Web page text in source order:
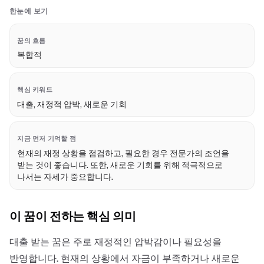
한눈에 보기
꿈의 흐름
복합적
핵심 키워드
대출, 재정적 압박, 새로운 기회
지금 먼저 기억할 점
현재의 재정 상황을 점검하고, 필요한 경우 전문가의 조언을
받는 것이 좋습니다. 또한, 새로운 기회를 위해 적극적으로
나서는 자세가 중요합니다.
이 꿈이 전하는 핵심 의미
대출 받는 꿈은 주로 재정적인 압박감이나 필요성을
반영합니다. 현재의 상황에서 자금이 부족하거나 새로운